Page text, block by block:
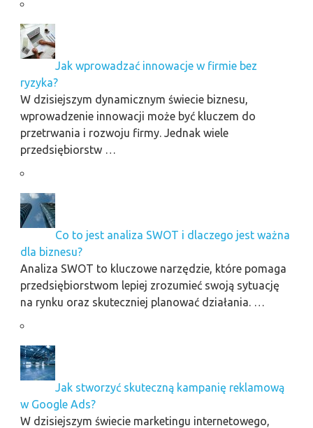
Jak wprowadzać innowacje w firmie bez
ryzyka?
W dzisiejszym dynamicznym świecie biznesu,
wprowadzenie innowacji może być kluczem do
przetrwania i rozwoju firmy. Jednak wiele
przedsiębiorstw …
Co to jest analiza SWOT i dlaczego jest ważna
dla biznesu?
Analiza SWOT to kluczowe narzędzie, które pomaga
przedsiębiorstwom lepiej zrozumieć swoją sytuację
na rynku oraz skuteczniej planować działania. …
Jak stworzyć skuteczną kampanię reklamową
w Google Ads?
W dzisiejszym świecie marketingu internetowego,